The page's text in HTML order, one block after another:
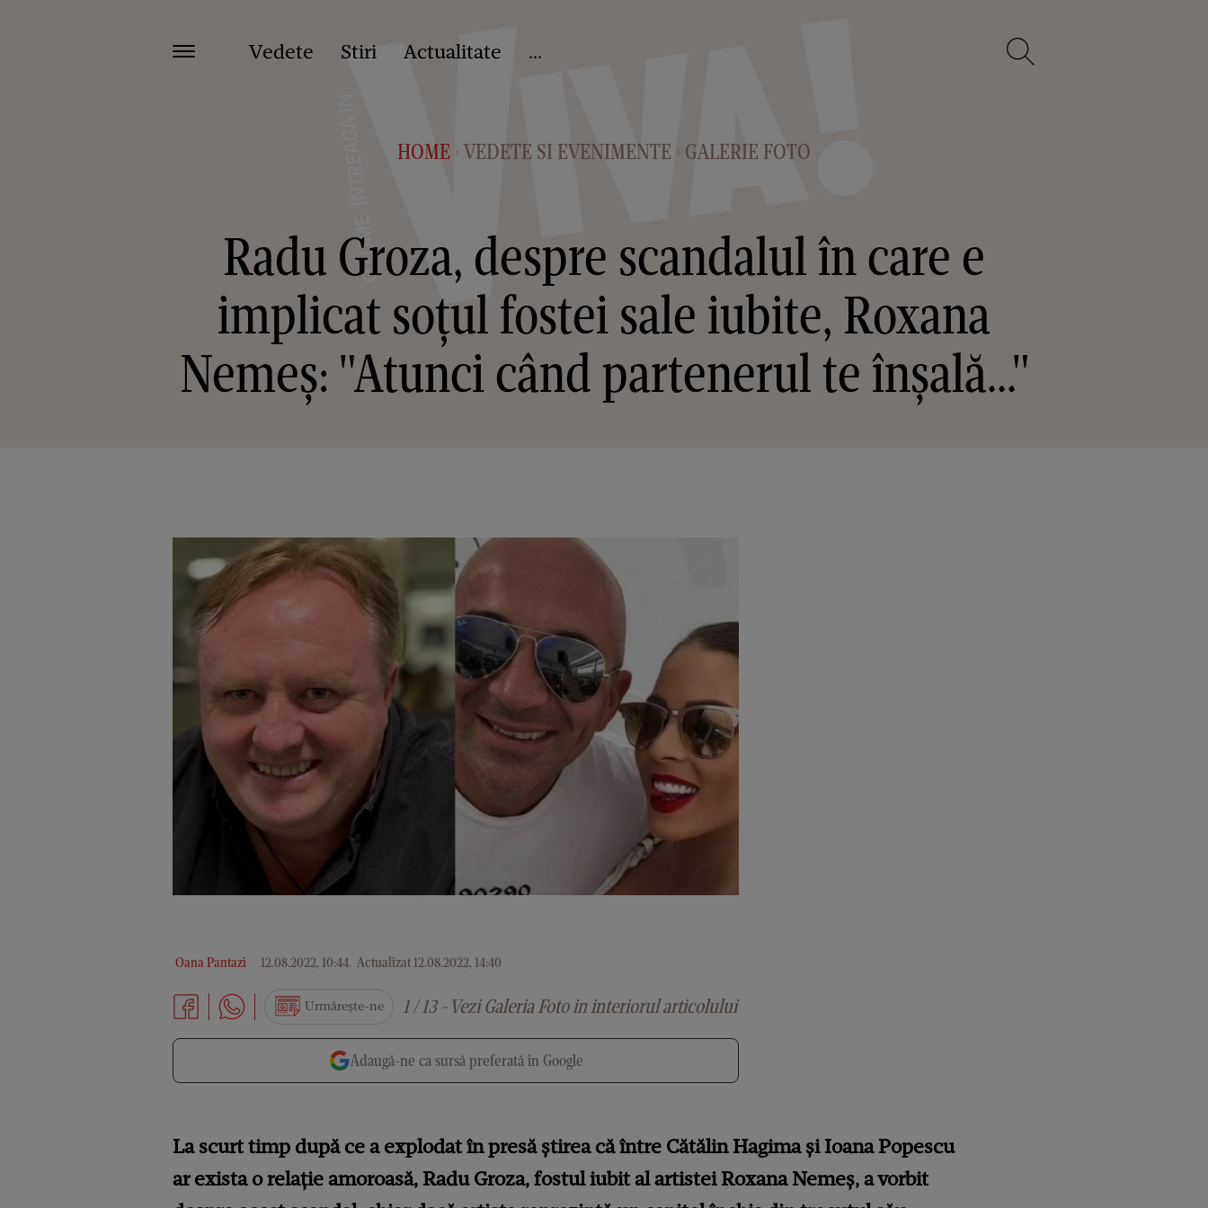
Vedete Stiri Actualitate ...
HOME > VEDETE SI EVENIMENTE > GALERIE FOTO
Radu Groza, despre scandalul în care e
implicat soțul fostei sale iubite, Roxana
Nemeș: "Atunci când partenerul te înșală..."
Oana Pantazi 12.08.2022, 10:44. Actualizat 12.08.2022, 14:40
Urmărește-ne 1 / 13 - Vezi Galeria Foto in interiorul articolului
Adaugă-ne ca sursă preferată în Google
La scurt timp după ce a explodat în presă știrea că între Cătălin Hagima și Ioana Popescu
ar exista o relație amoroasă, Radu Groza, fostul iubit al artistei Roxana Nemeș, a vorbit